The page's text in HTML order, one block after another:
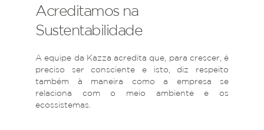
Acreditamos na
Sustentabilidade
A equipe da Kazza acredita que, para crescer, é
preciso ser consciente e isto, diz respeito
também à maneira como a empresa se
relaciona com o meio ambiente e os
ecossistemas.